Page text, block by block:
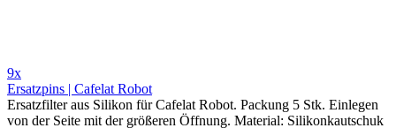
9x
Ersatzpins | Cafelat Robot
Ersatzfilter aus Silikon für Cafelat Robot. Packung 5 Stk. Einlegen
von der Seite mit der größeren Öffnung. Material: Silikonkautschuk